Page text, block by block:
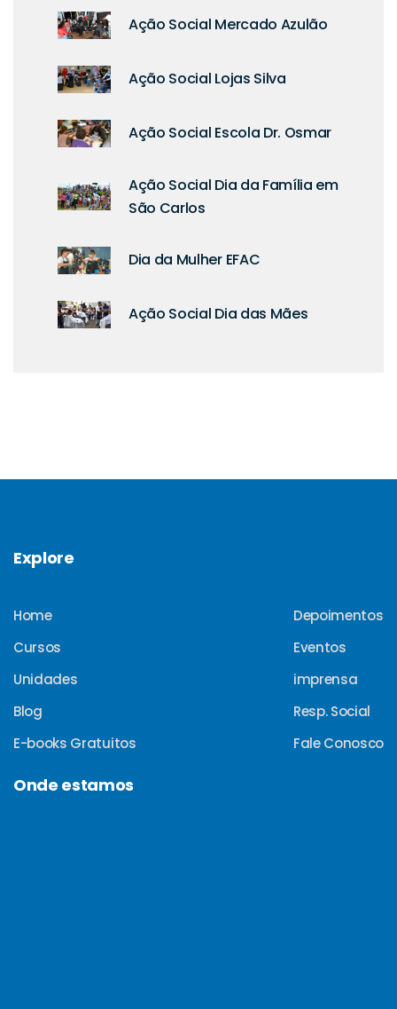
Ação Social Mercado Azulão
Ação Social Lojas Silva
Ação Social Escola Dr. Osmar
Ação Social Dia da Família em
São Carlos
Dia da Mulher EFAC
Ação Social Dia das Mães
Explore
Home
Cursos
Unidades
Blog
E-books Gratuitos
Depoimentos
Eventos
imprensa
Resp. Social
Fale Conosco
Onde estamos